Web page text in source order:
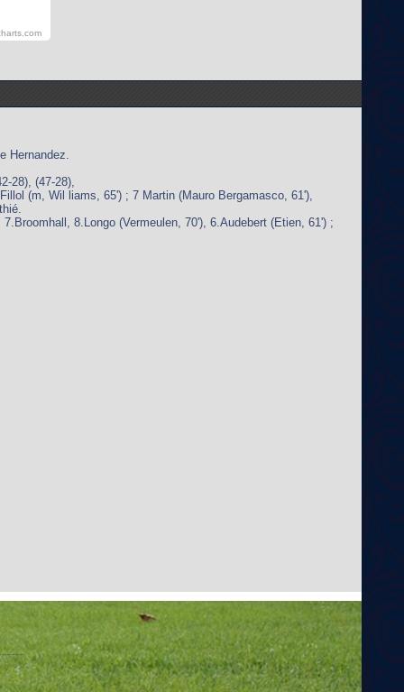
Hernandez.
28), (47-28),
(m, Wil liams, 65') ; 7 Martin (Mauro Bergamasco, 61'),
8.Longo (Vermeulen, 70'), 6.Audebert (Etien, 61') ;